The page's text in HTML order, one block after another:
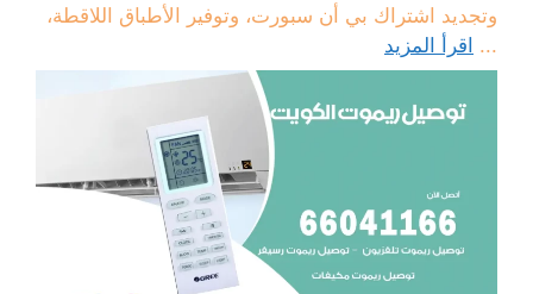
وتجديد اشتراك بي أن سبورت، وتوفير الأطباق اللاقطة،
... اقرأ المزيد